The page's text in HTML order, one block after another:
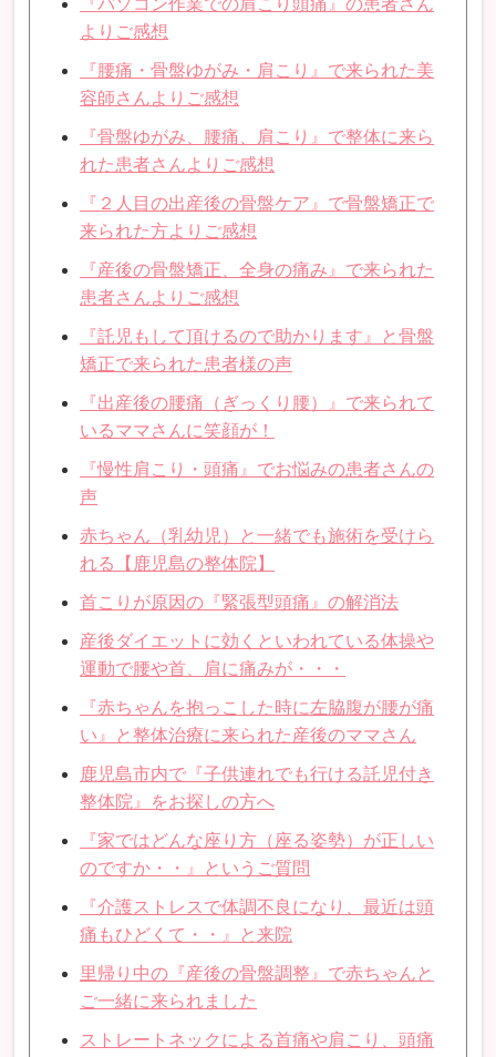
『パソコン作業での肩こり頭痛』の患者さん
よりご感想
『腰痛・骨盤ゆがみ・肩こり』で来られた美
容師さんよりご感想
『骨盤ゆがみ、腰痛、肩こり』で整体に来ら
れた患者さんよりご感想
『２人目の出産後の骨盤ケア』で骨盤矯正で
来られた方よりご感想
『産後の骨盤矯正、全身の痛み』で来られた
患者さんよりご感想
『託児もして頂けるので助かります』と骨盤
矯正で来られた患者様の声
『出産後の腰痛（ぎっくり腰）』で来られて
いるママさんに笑顔が！
『慢性肩こり・頭痛』でお悩みの患者さんの
声
赤ちゃん（乳幼児）と一緒でも施術を受けら
れる【鹿児島の整体院】
首こりが原因の『緊張型頭痛』の解消法
産後ダイエットに効くといわれている体操や
運動で腰や首、肩に痛みが・・・
『赤ちゃんを抱っこした時に左脇腹が腰が痛
い』と整体治療に来られた産後のママさん
鹿児島市内で『子供連れでも行ける託児付き
整体院』をお探しの方へ
『家ではどんな座り方（座る姿勢）が正しい
のですか・・』というご質問
『介護ストレスで体調不良になり、最近は頭
痛もひどくて・・』と来院
里帰り中の『産後の骨盤調整』で赤ちゃんと
ご一緒に来られました
ストレートネックによる首痛や肩こり、頭痛